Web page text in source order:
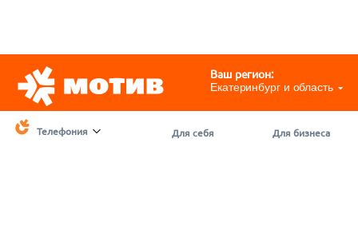
Ваш регион:
Екатеринбург и область
Телефония Для себя Для бизнеса